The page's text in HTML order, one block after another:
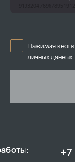
Нажимая
личных данных
+7